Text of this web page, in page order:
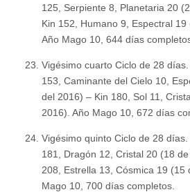
125, Serpiente 8, Planetaria 20
Kin 152, Humano 9, Espectral 19
Año Mago 10, 644 días
Vigésimo cuarto Ciclo de 28
153, Caminante del Cielo 10,
del 2016) – Kin 180, Sol 11,
2016). Año Mago 10, 672 días
Vigésimo quinto Ciclo de 28
181, Dragón 12, Cristal 20 (18
208, Estrella 13, Cósmica 19 (15
Mago 10, 700 días completos.